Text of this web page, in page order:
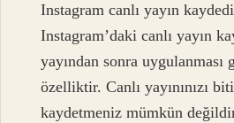
Instagram canlı yayın
Instagram’daki canlı yayın
yayından sonra uygulanması
özelliktir. Canlı yayınınızı
kaydetmeniz mümkün